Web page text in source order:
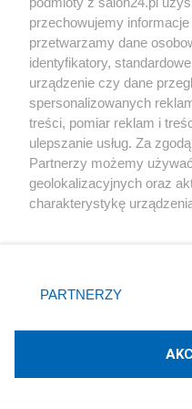
czyha wiele
низкого, и враждебно
русским человека чем
= "Bardziej podłego,
do Rosji i Rosjan
widziałem" AKSKII
przechowujemy
przetwarzamy dane
identyfikatory,
urządzenie czy dane
spersonalizowanych
treści, pomiar reklam i
ulepszanie usług. Za
Partnerzy możemy
geolokalizacyjnych oraz
charakterystykę
zmienić/wycofać klikając
znajdujący się w lewym
rodzaje przetwarzania
użytkownika, ale masz
PARTNERZY